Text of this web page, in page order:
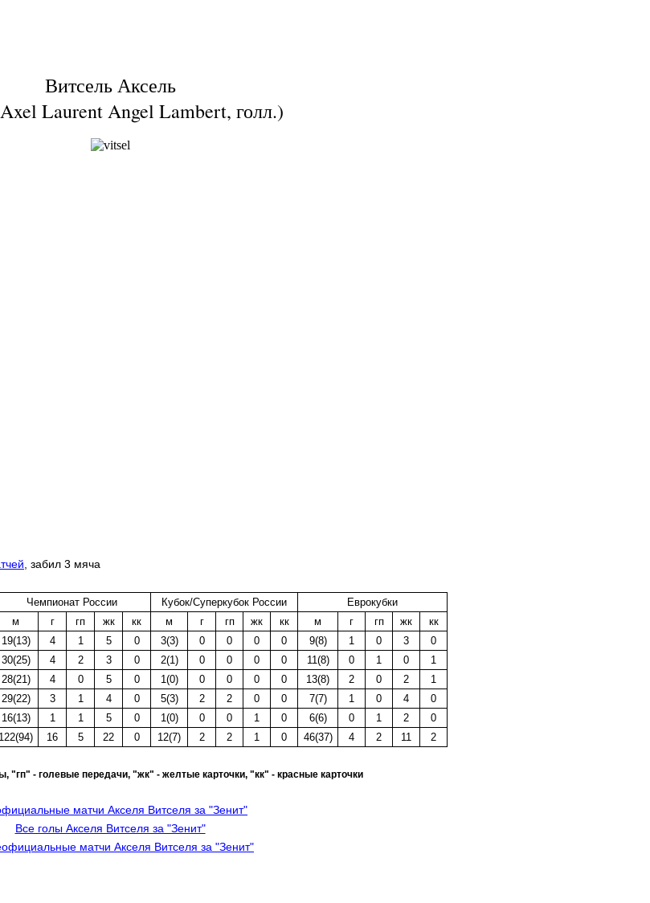
Витсель Аксель
Laurent Angel Lambert, голл.)
, забил 3 мяча
Чемпионат России Кубок/Суперкубок России
Еврокубки
м г гп жк кк м г гп жк кк м г гп жк
кк
19(13) 4 1 5 0 3(3) 0 0 0 0 9(8) 1 0 3
0
30(25) 4 2 3 0 2(1) 0 0 0 0 11(8) 0 1 0
1
28(21) 4 0 5 0 1(0) 0 0 0 0 13(8) 2 0 2
1
29(22) 3 1 4 0 5(3) 2 2 0 0 7(7) 1 0 4
0
16(13) 1 1 5 0 1(0) 0 0 1 0 6(6) 0 1 2
0
122(94) 16 5 22 0 12(7) 2 2 1 0 46(37) 4 2 11 2
"гп" - голевые передачи, "жк" - желтые карточки, "кк" - красные карточки
матчи Акселя Витселя за "Зенит"
Все голы Акселя Витселя за "Зенит"
матчи Акселя Витселя за "Зенит"